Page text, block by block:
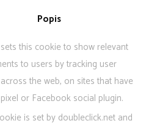
Popis
this cookie to show relevant
to users by tracking user
the web, on sites that have
or Facebook social plugin.
is set by doubleclick.net and